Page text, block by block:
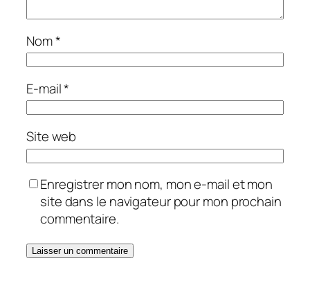
Nom*
E-mail*
Site web
Enregistrer mon nom, mon e-mail et mon
site dans le navigateur pour mon prochain
commentaire.